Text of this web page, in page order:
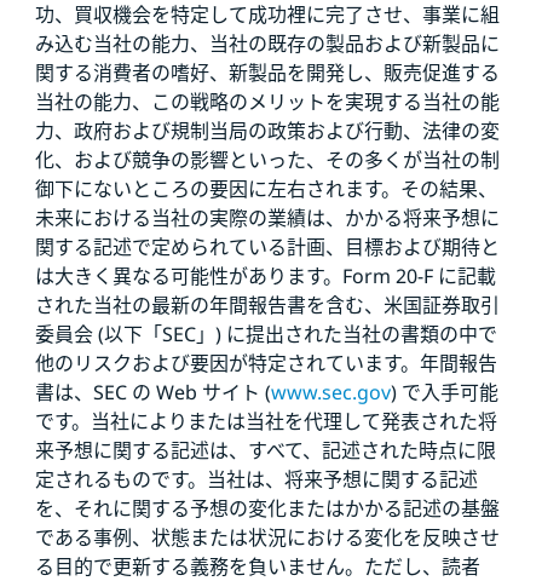
功、買収機会を特定して成功裡に完了させ、事業に組
み込む当社の能力、当社の既存の製品および新製品に
関する消費者の嗜好、新製品を開発し、販売促進する
当社の能力、この戦略のメリットを実現する当社の能
力、政府および規制当局の政策および行動、法律の変
化、および競争の影響といった、その多くが当社の制
御下にないところの要因に左右されます。その結果、
未来における当社の実際の業績は、かかる将来予想に
関する記述で定められている計画、目標および期待と
は大きく異なる可能性があります。Form 20-F に記載
された当社の最新の年間報告書を含む、米国証券取引
委員会 (以下「SEC」) に提出された当社の書類の中で
他のリスクおよび要因が特定されています。年間報告
書は、SEC の Web サイト (www.sec.gov) で入手可能
です。当社によりまたは当社を代理して発表された将
来予想に関する記述は、すべて、記述された時点に限
定されるものです。当社は、将来予想に関する記述
を、それに関する予想の変化またはかかる記述の基盤
である事例、状態または状況における変化を反映させ
る目的で更新する義務を負いません。ただし、読者